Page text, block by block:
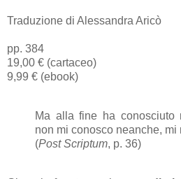
Traduzione di Alessandra Aricò
pp. 384
19,00 € (cartaceo)
9,99 € (ebook)
Ma alla fine ha conosciuto
non mi conosco neanche, mi
(Post Scriptum, p. 36)